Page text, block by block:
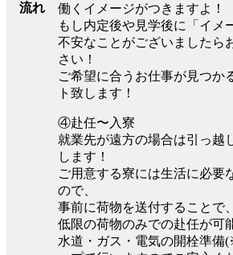
流れ
働くイメージがつきますよ！
もし内定後や見学後に「イ
不安なことがございましたら
さい！
ご希望に合うお仕事が見つか
ト致します！
④赴任〜入寮
就業先が遠方の場合は引っ越
します！
ご用意する寮には生活に必要
ので、
事前に荷物を送付することで
低限の荷物のみでの赴任が可
水道・ガス・電気の開栓準